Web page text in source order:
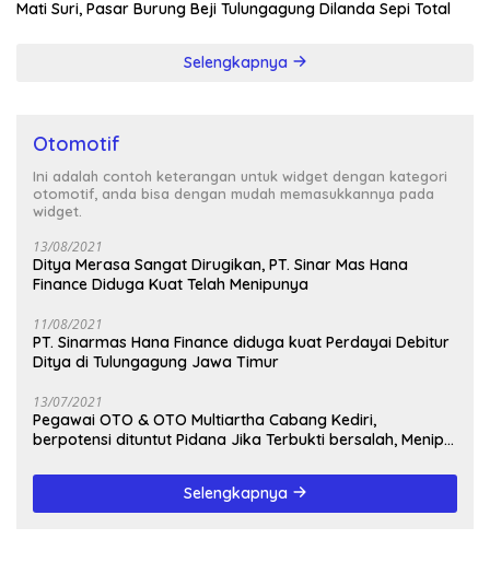
Mati Suri, Pasar Burung Beji Tulungagung Dilanda Sepi Total
Selengkapnya
Otomotif
Ini adalah contoh keterangan untuk widget dengan kategori
otomotif, anda bisa dengan mudah memasukkannya pada
widget.
13/08/2021
Ditya Merasa Sangat Dirugikan, PT. Sinar Mas Hana
Finance Diduga Kuat Telah Menipunya
11/08/2021
PT. Sinarmas Hana Finance diduga kuat Perdayai Debitur
Ditya di Tulungagung Jawa Timur
13/07/2021
Pegawai OTO & OTO Multiartha Cabang Kediri,
berpotensi dituntut Pidana Jika Terbukti bersalah, Menipu
Selengkapnya